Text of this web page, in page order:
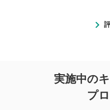
投稿に
実施中の
プ